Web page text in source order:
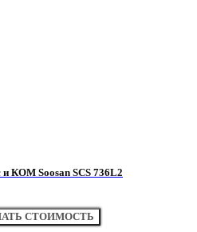
и КОМ Soosan SCS 736L2
СТОИМОСТЬ